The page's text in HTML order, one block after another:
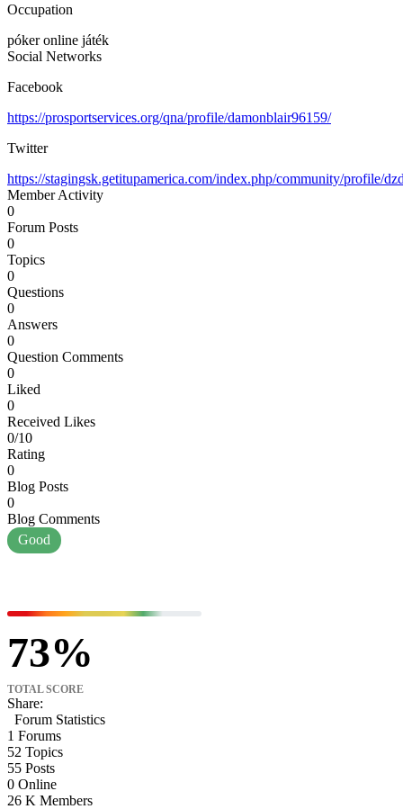
Occupation
póker online játék
Social Networks
Facebook
https://prosportservices.org/qna/profile/damonblair96159/
Twitter
https://stagingsk.getitupamerica.com/index.php/community/profile/
Member Activity
0
Forum Posts
0
Topics
0
Questions
0
Answers
0
Question Comments
0
Liked
0
Received Likes
0/10
Rating
0
Blog Posts
0
Blog Comments
73
TOTAL SCORE
Good
Share:
Forum Statistics
1 Forums
52 Topics
55 Posts
0 Online
26 K Members